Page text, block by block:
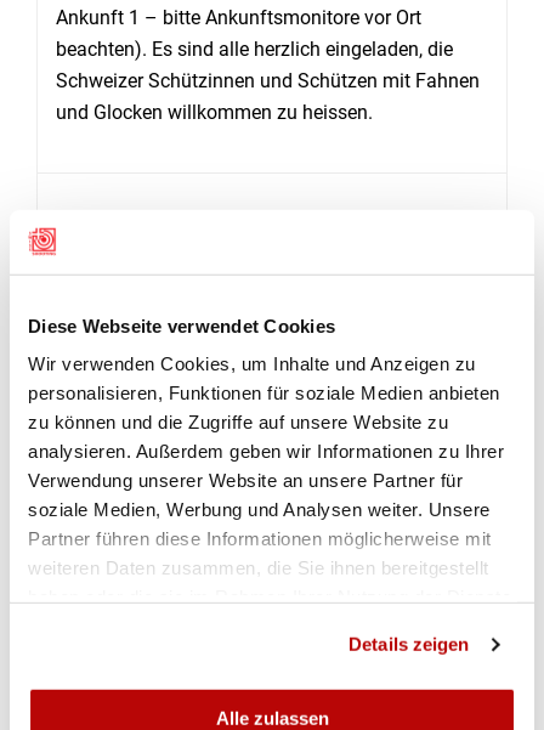
Diese Webseite verwendet Cookies
Wir verwenden Cookies, um Inhalte und Anzeigen zu
personalisieren, Funktionen für soziale Medien anbieten
zu können und die Zugriffe auf unsere Website zu
analysieren. Außerdem geben wir Informationen zu Ihrer
Verwendung unserer Website an unsere Partner für
soziale Medien, Werbung und Analysen weiter. Unsere
Partner führen diese Informationen möglicherweise mit
weiteren Daten zusammen, die Sie ihnen bereitgestellt
Details zeigen
Alle zulassen
Ankunft 1 – bitte Ankunftsmonitore vor Ort
beachten). Es sind alle herzlich eingeladen, die
Schweizer Schützinnen und Schützen mit Fahnen
und Glocken willkommen zu heissen.